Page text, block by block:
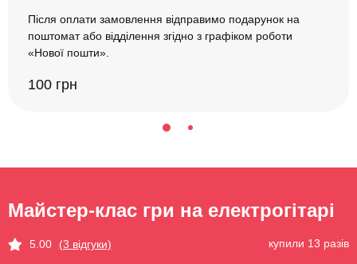
Після оплати замовлення відправимо подарунок на
поштомат або відділення згідно з графіком роботи
«Нової пошти».
100 грн
Майстер-клас гри на електрогітарі
5.00 (3 відгуки) купили 13 разів